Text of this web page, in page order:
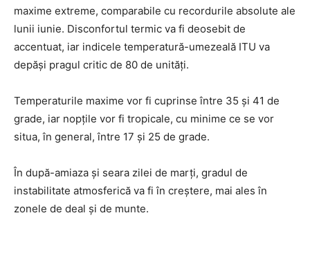
maxime extreme, comparabile cu recordurile absolute ale
lunii iunie. Disconfortul termic va fi deosebit de
accentuat, iar indicele temperatură-umezeală ITU va
depăși pragul critic de 80 de unități.
Temperaturile maxime vor fi cuprinse între 35 și 41 de
grade, iar nopțile vor fi tropicale, cu minime ce se vor
situa, în general, între 17 și 25 de grade.
În după-amiaza și seara zilei de marți, gradul de
instabilitate atmosferică va fi în creștere, mai ales în
zonele de deal și de munte.